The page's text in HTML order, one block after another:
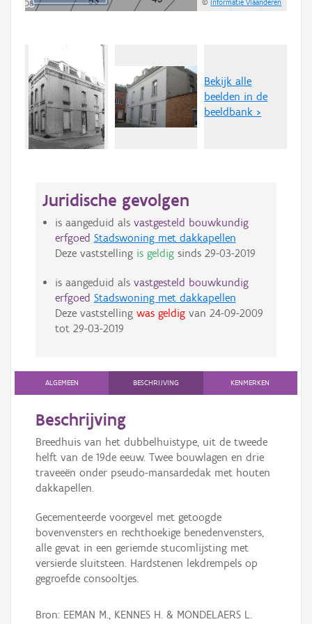
©Informatie Vlaanderen
Bekijk alle
beelden in de
beeldbank >
Juridische gevolgen
is aangeduid als vastgesteld bouwkundig
erfgoed Stadswoning met dakkapellen
Deze vaststelling is geldigsinds 29-03-2019
is aangeduid als vastgesteld bouwkundig
erfgoed Stadswoning met dakkapellen
Deze vaststelling was geldigvan 24-09-2009
tot 29-03-2019
ALGEMEEN BESCHRIJVING KENMERKEN
Beschrijving
Breedhuis van het dubbelhuistype, uit de tweede
helft van de 19de eeuw. Twee bouwlagen en drie
traveeën onder pseudo-mansardedak met houten
dakkapellen.
Gecementeerde voorgevel met getoogde
bovenvensters en rechthoekige benedenvensters,
alle gevat in een geriemde stucomlijsting met
versierde sluitsteen. Hardstenen lekdrempels op
gegroefde consooltjes.
Bron: EEMAN M., KENNES H. & MONDELAERS L.